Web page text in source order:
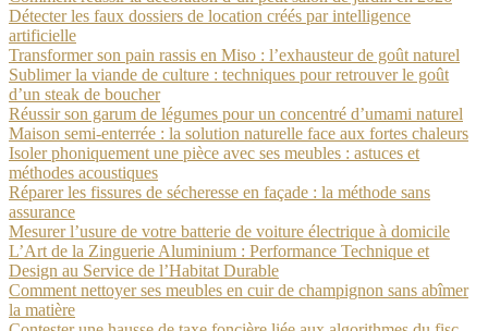
Détecter les faux dossiers de location créés par intelligence
artificielle
Transformer son pain rassis en Miso : l’exhausteur de goût naturel
Sublimer la viande de culture : techniques pour retrouver le goût
d’un steak de boucher
Réussir son garum de légumes pour un concentré d’umami naturel
Maison semi-enterrée : la solution naturelle face aux fortes chaleurs
Isoler phoniquement une pièce avec ses meubles : astuces et
méthodes acoustiques
Réparer les fissures de sécheresse en façade : la méthode sans
assurance
Mesurer l’usure de votre batterie de voiture électrique à domicile
L’Art de la Zinguerie Aluminium : Performance Technique et
Design au Service de l’Habitat Durable
Comment nettoyer ses meubles en cuir de champignon sans abîmer
la matière